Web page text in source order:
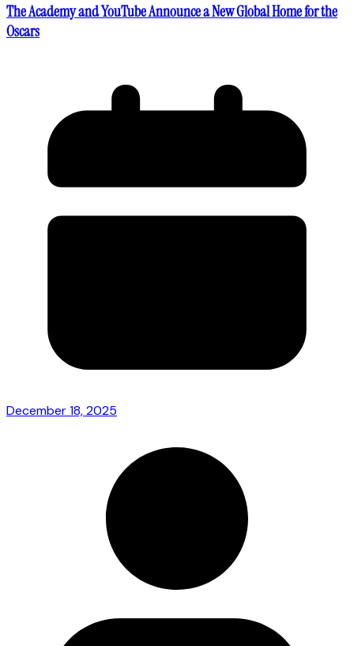
The Academy and YouTube Announce a New Global Home for the
Oscars
December 18, 2025